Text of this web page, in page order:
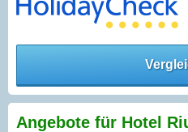
Angebote für Hotel